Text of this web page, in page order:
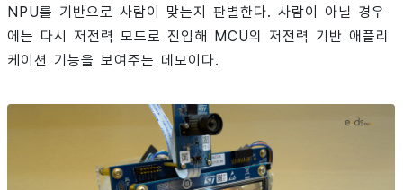
NPU를 기반으로 사람이 맞는지 판별한다. 사람이 아닐 경우
에는 다시 저전력 모드로 진입해 MCU의 저전력 기반 애플리
케이션 기능을 보여주는 데모이다.